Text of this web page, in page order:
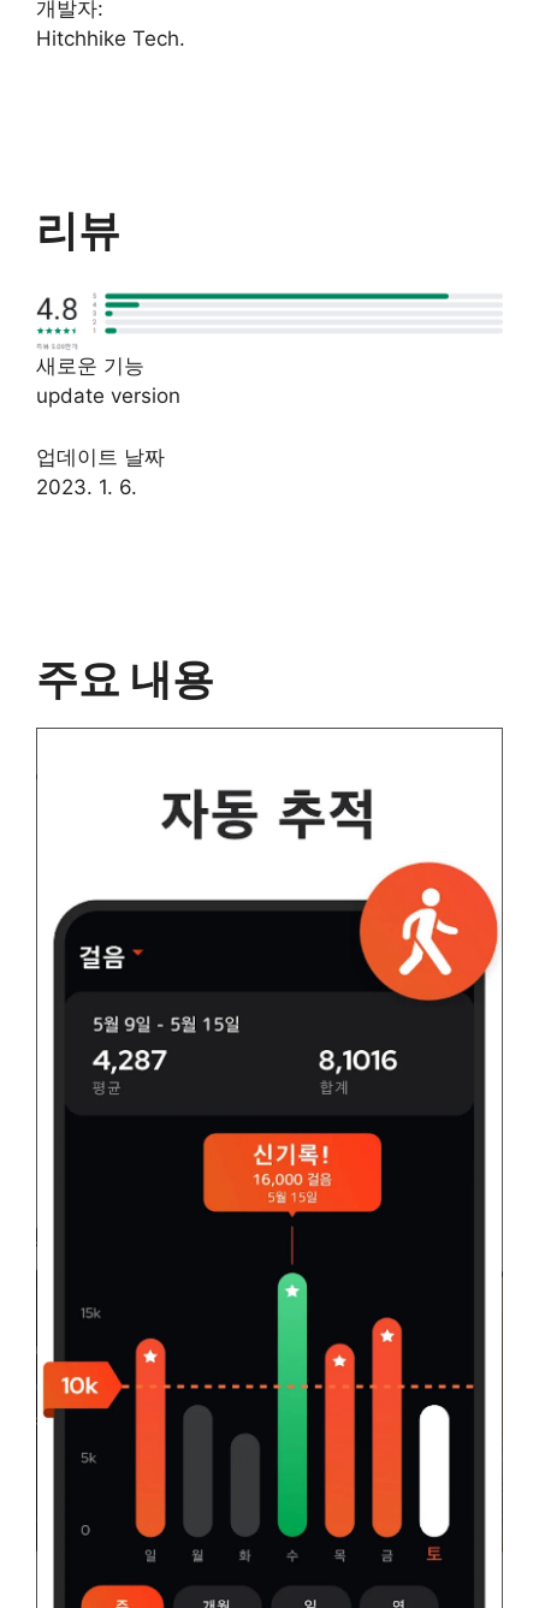
개발자:
Hitchhike Tech.
리뷰
새로운 기능
update version
업데이트 날짜
2023. 1. 6.
주요 내용